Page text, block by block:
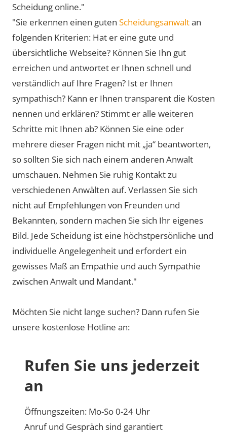
Scheidung online."
"Sie erkennen einen guten Scheidungsanwaltan
folgenden Kriterien: Hat er eine gute und
übersichtliche Webseite? Können Sie Ihn gut
erreichen und antwortet er Ihnen schnell und
verständlich auf Ihre Fragen? Ist er Ihnen
sympathisch? Kann er Ihnen transparent die Kosten
nennen und erklären? Stimmt er alle weiteren
Schritte mit Ihnen ab? Können Sie eine oder
mehrere dieser Fragen nicht mit „ja“ beantworten,
so sollten Sie sich nach einem anderen Anwalt
umschauen. Nehmen Sie ruhig Kontakt zu
verschiedenen Anwälten auf. Verlassen Sie sich
nicht auf Empfehlungen von Freunden und
Bekannten, sondern machen Sie sich Ihr eigenes
Bild. Jede Scheidung ist eine höchstpersönliche und
individuelle Angelegenheit und erfordert ein
gewisses Maß an Empathie und auch Sympathie
zwischen Anwalt und Mandant."
Möchten Sie nicht lange suchen? Dann rufen Sie
unsere kostenlose Hotline an:
Rufen Sie uns jederzeit
an
Öffnungszeiten: Mo-So 0-24 Uhr
Anruf und Gespräch sind garantiert